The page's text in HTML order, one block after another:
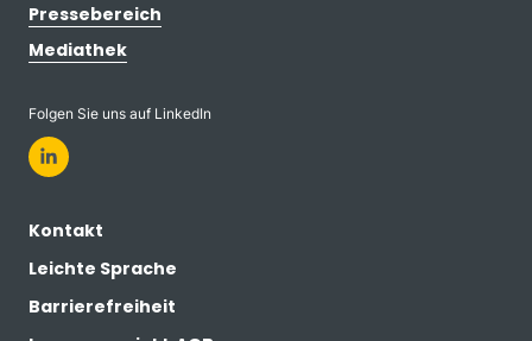
Pressebereich
Mediathek
Folgen Sie uns auf LinkedIn
Kontakt
Leichte Sprache
Barrierefreiheit